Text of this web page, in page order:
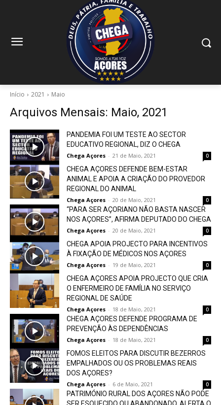
Início 2021 Maio
Arquivos Mensais: Maio, 2021
PANDEMIA FOI UM TESTE AO SECTOR
EDUCATIVO REGIONAL, DIZ O CHEGA
Chega Açores - 21 de Maio, 2021 0
CHEGA AÇORES DEFENDE BEM-ESTAR
ANIMAL E APOIA A CRIAÇÃO DO PROVEDOR
REGIONAL DO ANIMAL
Chega Açores - 20 de Maio, 2021 0
“PARA SER AÇORIANO NÃO BASTA NASCER
NOS AÇORES”, AFIRMA DEPUTADO DO CHEGA
Chega Açores - 20 de Maio, 2021 0
CHEGA APOIA PROJECTO PARA INCENTIVOS
À FIXAÇÃO DE MÉDICOS NOS AÇORES
Chega Açores - 19 de Maio, 2021 0
CHEGA AÇORES APOIA PROJECTO QUE CRIA
O ENFERMEIRO DE FAMÍLIA NO SERVIÇO
REGIONAL DE SAÚDE
Chega Açores - 18 de Maio, 2021 0
CHEGA AÇORES DEFENDE PROGRAMA DE
PREVENÇÃO ÀS DEPENDÊNCIAS
Chega Açores - 18 de Maio, 2021 0
FOMOS ELEITOS PARA DISCUTIR BEZERROS
EMPALHADOS OU OS PROBLEMAS REAIS
DOS AÇORES?
Chega Açores - 6 de Maio, 2021 0
PATRIMÓNIO RURAL DOS AÇORES NÃO PODE